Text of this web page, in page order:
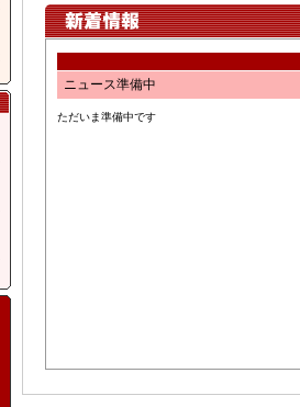
ニュース準備中
ただいま準備中です